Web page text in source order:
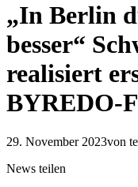
„In Berlin
besser“
realisiert
BYREDO-
29. November 2023von
News teilen